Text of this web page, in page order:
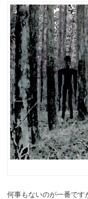
何事もないのが一番です